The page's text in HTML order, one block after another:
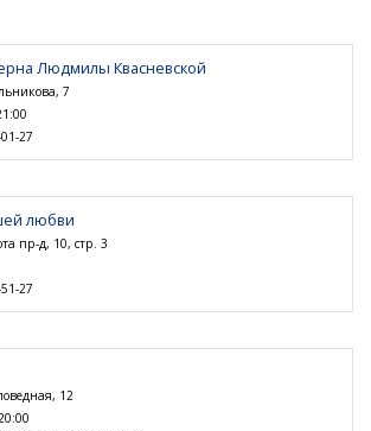
Людмилы Квасневской
7
27
любви
пр-д, 10, стр. 3
27
12